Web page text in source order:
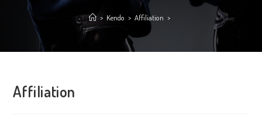
> Kendo > Affiliation >
Affiliation